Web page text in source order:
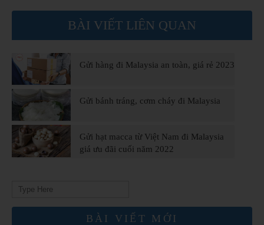
BÀI VIẾT LIÊN QUAN
Gửi hàng đi Malaysia an toàn, giá rẻ 2023
Gửi bánh tráng, cơm cháy đi Malaysia
Gửi hạt macca từ Việt Nam đi Malaysia
giá ưu đãi cuối năm 2022
Search
BÀI VIẾT MỚI